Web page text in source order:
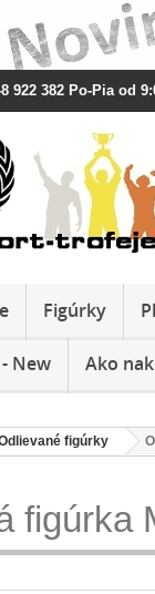
922 382 Po-Pia od
Figúrky
New Ako
figúrky
figúrka